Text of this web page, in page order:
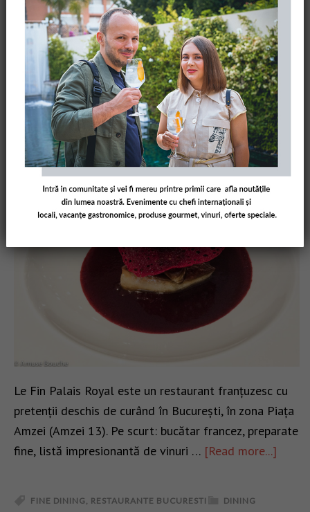
EAT & TRAVEL,STELE MICHELIN
CITY BREAK VIENA,FINE DINING,RESTAURANTE VIENA
Restaurant Le Fin Palais Royal:
preparate fine în Piața Amzei
29/12/2014 AMUSEBOUCHERO
LEAVE A
COMMENT
Le Fin Palais Royal este un restaurant franțuzesc cu
pretenții deschis de curând în București, în zona Piața
Amzei (Amzei 13). Pe scurt: bucătar francez, preparate
fine, listă impresionantă de vinuri … [Read more...]
DINING
FINE DINING RESTAURANTE BUCURESTI